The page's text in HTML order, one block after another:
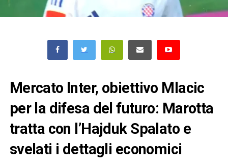
Mercato Inter, obiettivo Mlacic
per la difesa del futuro: Marotta
tratta con l’Hajduk Spalato e
svelati i dettagli economici